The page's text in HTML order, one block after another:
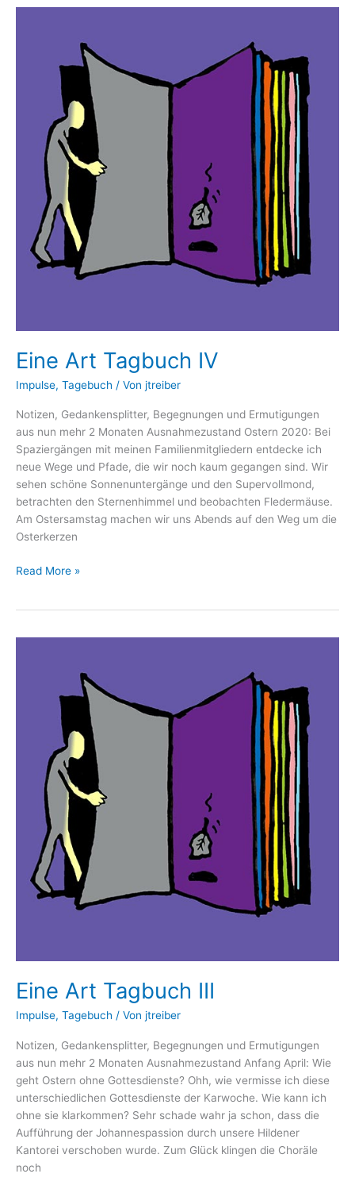
Eine Art Tagbuch IV
Impulse, Tagebuch / Von jtreiber
Notizen, Gedankensplitter, Begegnungen und Ermutigungen
aus nun mehr 2 Monaten Ausnahmezustand Ostern 2020: Bei
Spaziergängen mit meinen Familienmitgliedern entdecke ich
neue Wege und Pfade, die wir noch kaum gegangen sind. Wir
sehen schöne Sonnenuntergänge und den Supervollmond,
betrachten den Sternenhimmel und beobachten Fledermäuse.
Am Ostersamstag machen wir uns Abends auf den Weg um die
Osterkerzen
Eine
Read More »
Eine Art Tagbuch III
Impulse, Tagebuch / Von jtreiber
Notizen, Gedankensplitter, Begegnungen und Ermutigungen
aus nun mehr 2 Monaten Ausnahmezustand Anfang April: Wie
geht Ostern ohne Gottesdienste? Ohh, wie vermisse ich diese
unterschiedlichen Gottesdienste der Karwoche. Wie kann ich
ohne sie klarkommen? Sehr schade wahr ja schon, dass die
Aufführung der Johannespassion durch unsere Hildener
Kantorei verschoben wurde. Zum Glück klingen die Choräle
noch